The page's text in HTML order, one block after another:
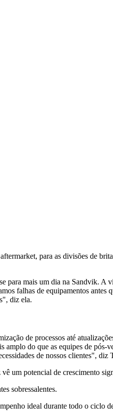
para as divisões de
para mais um dia na Sandvik.
falhas de equipamentos antes
diz ela.
de processos até
do que as equipes de
de nossos clientes", diz
um potencial de crescimento
sobressalentes.
ideal durante todo o ciclo